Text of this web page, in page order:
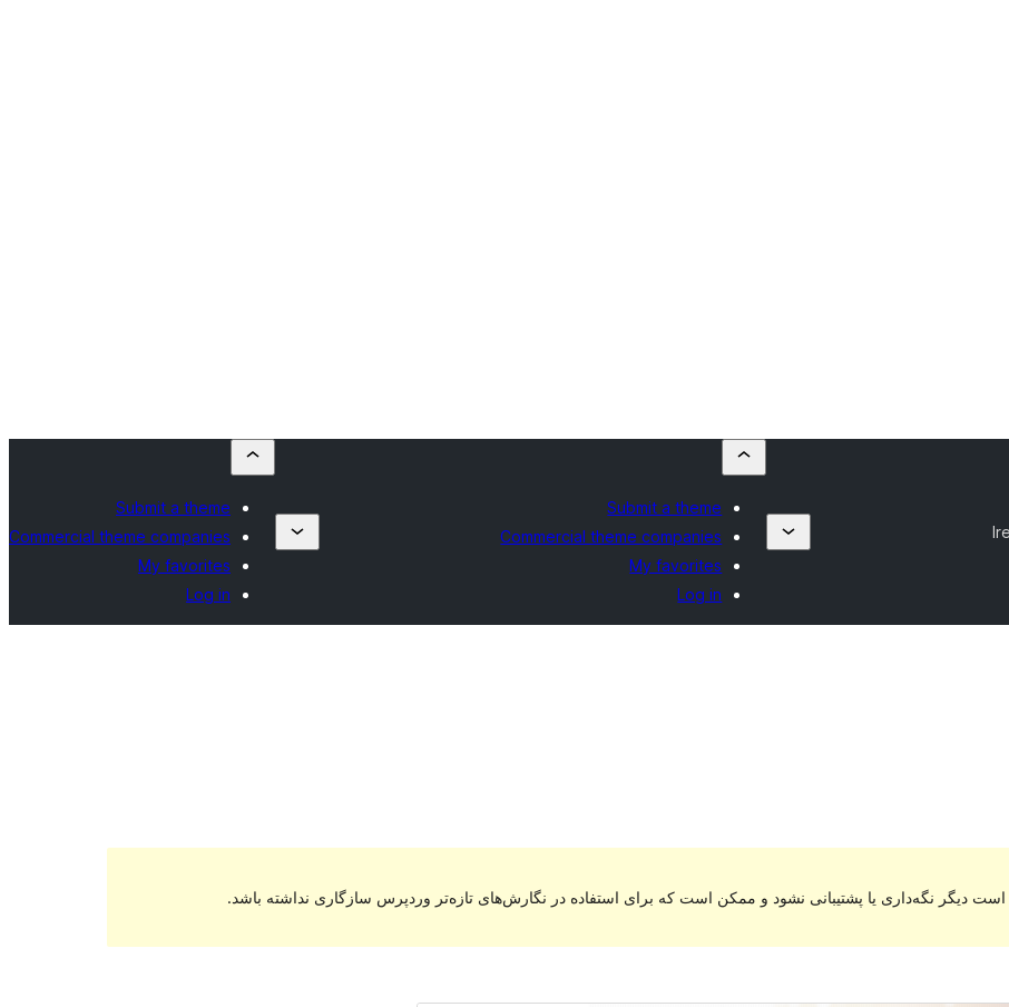
Submit a theme
Commercial theme companies
My favorites
Log in
Submit a theme
Commercial theme companies
My favorites
Log in
دیگر نگه‌داری یا پشتیبانی نشود و ممکن است که برای استفاده در نگارش‌های تازه‌تر وردپرس سازگاری نداشته باشد.